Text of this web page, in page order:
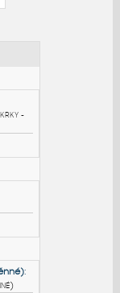
:
- husí krky -